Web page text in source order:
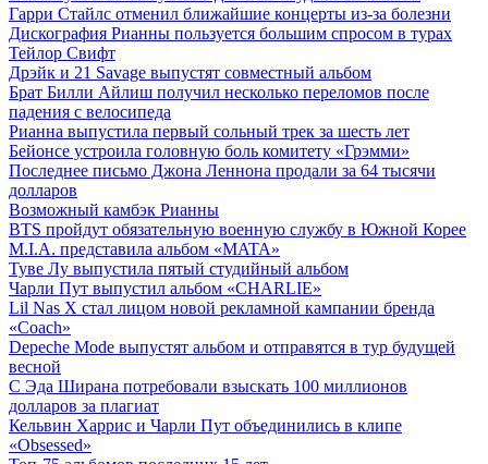
Гарри Стайлс отменил ближайшие концерты из-за болезни
Дискография Рианны пользуется большим спросом в турах
Тейлор Свифт
Дрэйк и 21 Savage выпустят совместный альбом
Брат Билли Айлиш получил несколько переломов после
падения с велосипеда
Рианна выпустила первый сольный трек за шесть лет
Бейонсе устроила головную боль комитету «Грэмми»
Последнее письмо Джона Леннона продали за 64 тысячи
долларов
Возможный камбэк Рианны
BTS пройдут обязательную военную службу в Южной Корее
M.I.A. представила альбом «MATA»
Туве Лу выпустила пятый студийный альбом
Чарли Пут выпустил альбом «CHARLIE»
Lil Nas X стал лицом новой рекламной кампании бренда
«Coach»
Depeche Mode выпустят альбом и отправятся в тур будущей
весной
С Эда Ширана потребовали взыскать 100 миллионов
долларов за плагиат
Кельвин Харрис и Чарли Пут объединились в клипе
«Obsessed»